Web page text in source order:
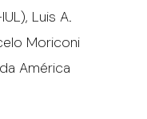
Luis A.
Moriconi
América